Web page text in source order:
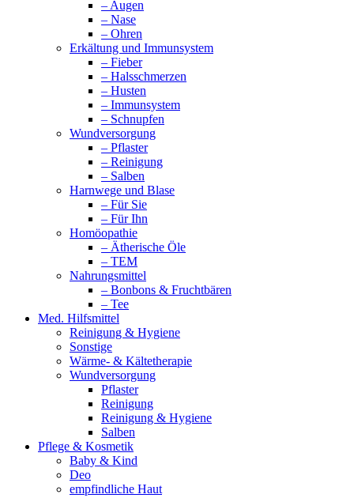
– Augen
– Nase
– Ohren
Erkältung und Immunsystem
– Fieber
– Halsschmerzen
– Husten
– Immunsystem
– Schnupfen
Wundversorgung
– Pflaster
– Reinigung
– Salben
Harnwege und Blase
– Für Sie
– Für Ihn
Homöopathie
– Ätherische Öle
– TEM
Nahrungsmittel
– Bonbons & Fruchtbären
– Tee
Med. Hilfsmittel
Reinigung & Hygiene
Sonstige
Wärme- & Kältetherapie
Wundversorgung
Pflaster
Reinigung
Reinigung & Hygiene
Salben
Pflege & Kosmetik
Baby & Kind
Deo
empfindliche Haut